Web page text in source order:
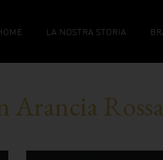
LA NOSTRA STORIA
Arancia